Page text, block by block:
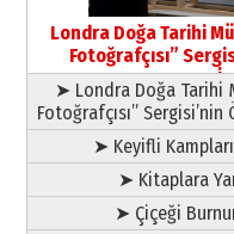
yazar
11 Mayıs 2026
Londra Doğa Tarihi
Fotoğrafçısı”
➤ Londra Doğa Tarihi
Fotoğrafçısı”
➤ Keyifli
➤ Kitaplara
➤ Çiçeği